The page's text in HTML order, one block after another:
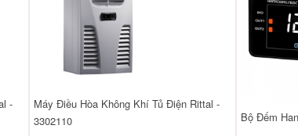
-
Máy Điều Hòa Không Khí Tủ Điện Rittal -
3302110
Bộ Đếm